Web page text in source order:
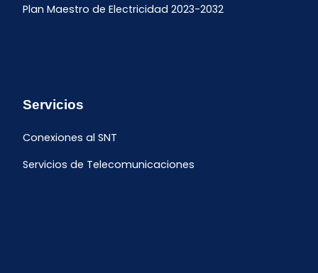
Plan Maestro de Electricidad 2023-2032
Servicios
Conexiones al SNT
Servicios de Telecomunicaciones